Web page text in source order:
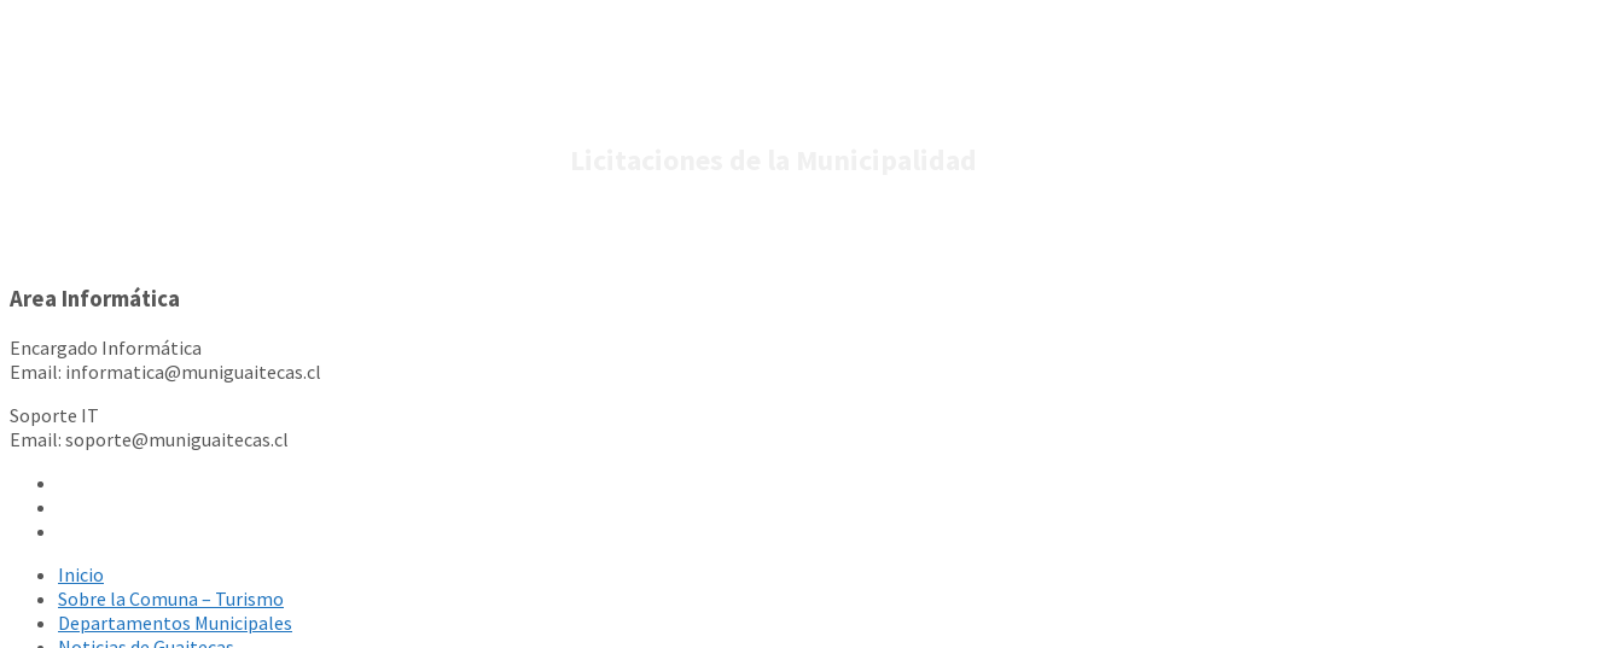
Area Informática
Encargado Informática
Email: informatica@muniguaitecas.cl
Soporte IT
Email: soporte@muniguaitecas.cl
Inicio
Sobre la Comuna – Turismo
Departamentos Municipales